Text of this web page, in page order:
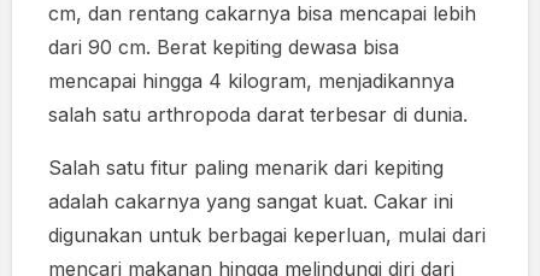
cm, dan rentang cakarnya bisa mencapai lebih
dari 90 cm. Berat kepiting dewasa bisa
mencapai hingga 4 kilogram, menjadikannya
salah satu arthropoda darat terbesar di dunia.
Salah satu fitur paling menarik dari kepiting
adalah cakarnya yang sangat kuat. Cakar ini
digunakan untuk berbagai keperluan, mulai dari
mencari makanan hingga melindungi diri dari